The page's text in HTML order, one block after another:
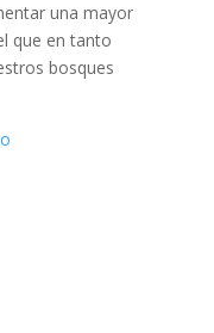
una mayor
que en tanto
bosques